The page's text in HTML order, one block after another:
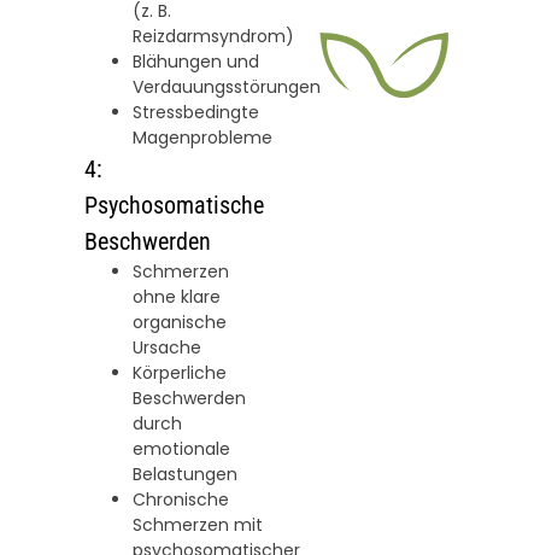
(z. B.
Reizdarmsyndrom)
Blähungen und
Verdauungsstörungen
Stressbedingte
Magenprobleme
4:
Psychosomatische
Beschwerden
Schmerzen
ohne klare
organische
Ursache
Körperliche
Beschwerden
durch
emotionale
Belastungen
Chronische
Schmerzen mit